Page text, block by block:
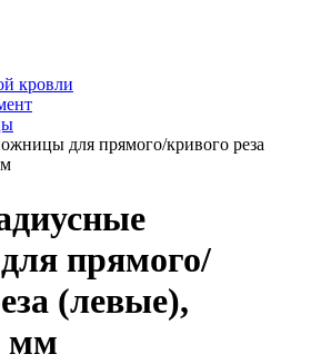
кровли
для прямого/кривого реза
прямого/
(левые),
мм